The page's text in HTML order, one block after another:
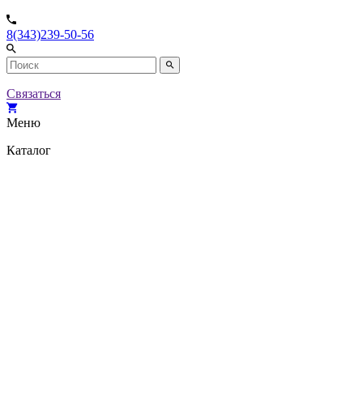
8(343)239-50-56
Связаться
Меню
Каталог